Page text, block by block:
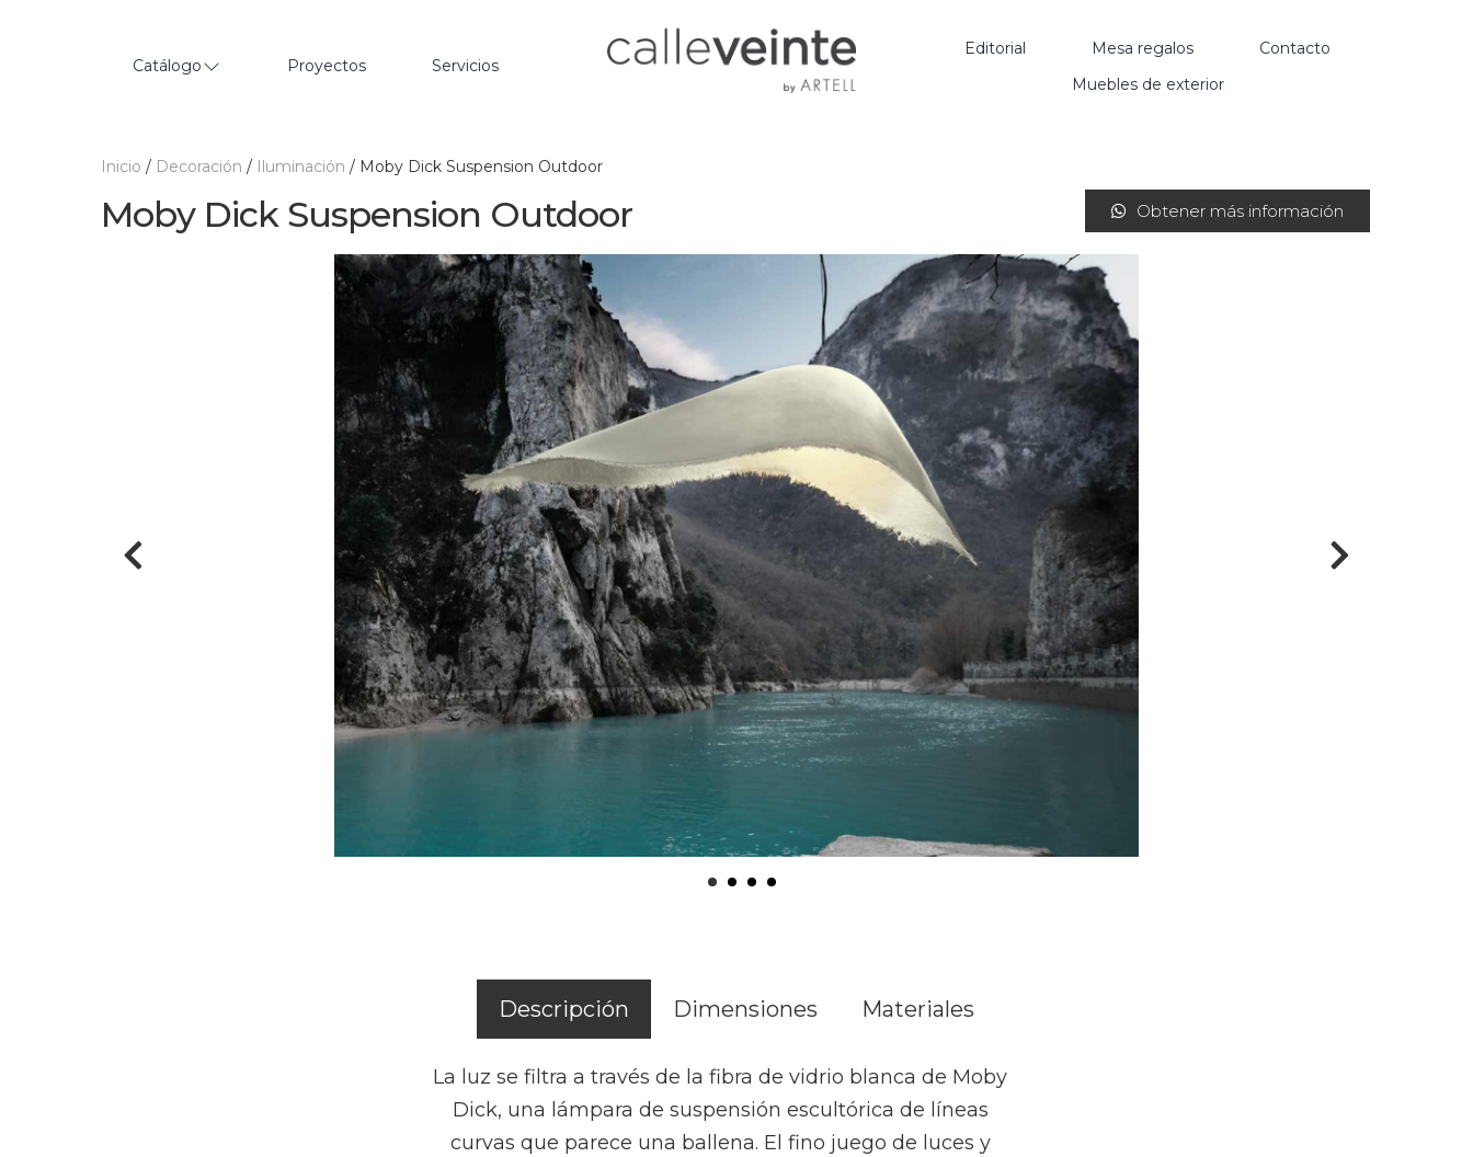
Catálogo Proyectos Servicios
Editorial Mesa regalos
Contacto
Muebles de exterior
Inicio / Decoración / Iluminación / Moby Dick Suspension Outdoor
Moby Dick Suspension Outdoor Obtener más información
Descripción Dimensiones Materiales
La luz se filtra a través de la fibra de vidrio blanca de Moby
Dick, una lámpara de suspensión escultórica de líneas
curvas que parece una ballena. El fino juego de luces y